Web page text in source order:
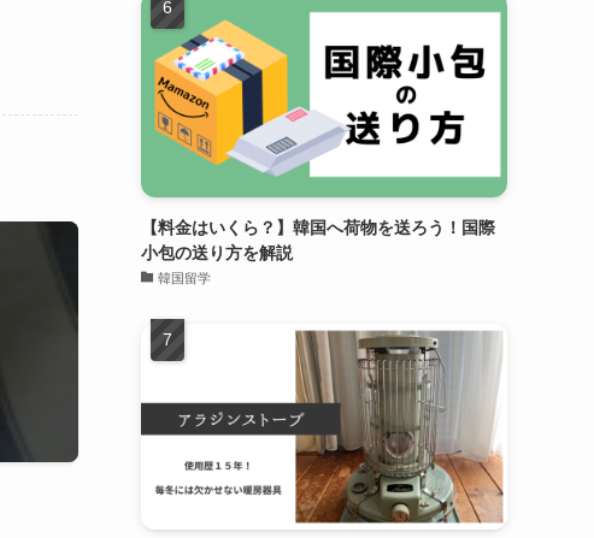
【料金はいくら？】韓国へ荷物を送ろう！国際
小包の送り方を解説
韓国留学